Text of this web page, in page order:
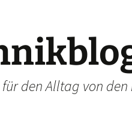
den Alltag von den